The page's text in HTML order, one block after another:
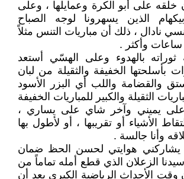
على أبو الكرة وعمايلها ، وعلى
الذين يسهرونا لوجه الصباح
نادال ، ذلك أن مباريات التنس مثلاً
ساعات وأكثر .
بالهدوء وعلى الهسّي أستعد
بأسلحتها الخفيفة والثقيلة من لبان
والقضامة واللب أي البزر الأسود
الثقيلة والكبير للمباريات الخفيفة
يميني وآخر شاي على يساري ،
الأشياء أو تقريبها ، أو لأطول بها
وأنا جالسة .
يشاركني هوايتي لحسن الحظ ضمان
الزعلان الذي قطع أمله تماماً من
وقت الأحداث الرياضية الكبرى بعد أن